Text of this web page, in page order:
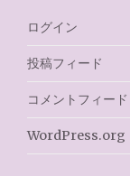
ログイン
投稿フィード
コメントフィード
WordPress.org